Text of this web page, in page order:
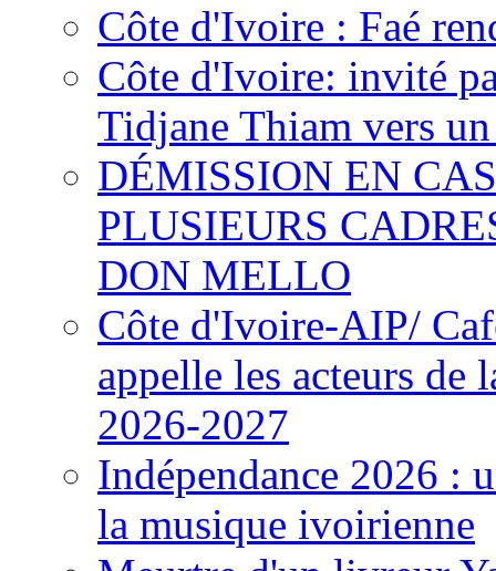
Côte d'Ivoire : Faé
Côte d'Ivoire: invité
Tidjane Thiam vers
DÉMISSION EN
PLUSIEURS
DON MELLO
Côte d'Ivoire-AIP/
appelle les acteurs de
2026-2027
Indépendance 2026 :
la musique ivoirienne